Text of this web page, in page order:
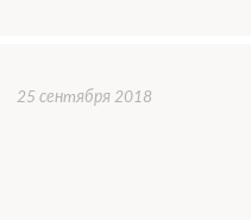
25 сентября 2018